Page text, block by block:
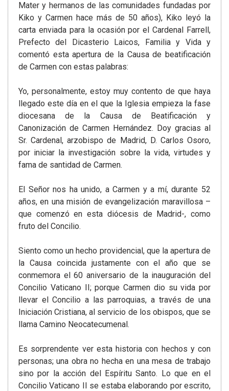
Mater y hermanos de las comunidades fundadas por
Kiko y Carmen hace más de 50 años), Kiko leyó la
carta enviada para la ocasión por el Cardenal Farrell,
Prefecto del Dicasterio Laicos, Familia y Vida y
comentó esta apertura de la Causa de beatificación
de Carmen con estas palabras:
Yo, personalmente, estoy muy contento de que haya
llegado este día en el que la Iglesia empieza la fase
diocesana de la Causa de Beatificación y
Canonización de Carmen Hernández. Doy gracias al
Sr. Cardenal, arzobispo de Madrid, D. Carlos Osoro,
por iniciar la investigación sobre la vida, virtudes y
fama de santidad de Carmen.
El Señor nos ha unido, a Carmen y a mí, durante 52
años, en una misión de evangelización maravillosa –
que comenzó en esta diócesis de Madrid-, como
fruto del Concilio.
Siento como un hecho providencial, que la apertura de
la Causa coincida justamente con el año que se
conmemora el 60 aniversario de la inauguración del
Concilio Vaticano II; porque Carmen dio su vida por
llevar el Concilio a las parroquias, a través de una
Iniciación Cristiana, al servicio de los obispos, que se
llama Camino Neocatecumenal.
Es sorprendente ver esta historia con hechos y con
personas; una obra no hecha en una mesa de trabajo
sino por la acción del Espíritu Santo. Lo que en el
Concilio Vaticano II se estaba elaborando por escrito,